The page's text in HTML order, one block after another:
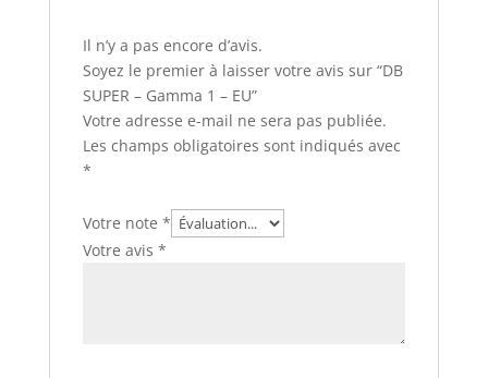
Il n’y a pas encore d’avis.
Soyez le premier à laisser votre avis sur “DB
SUPER – Gamma 1 – EU”
Votre adresse e-mail ne sera pas publiée.
Les champs obligatoires sont indiqués avec
*
Votre note *
Votre avis *